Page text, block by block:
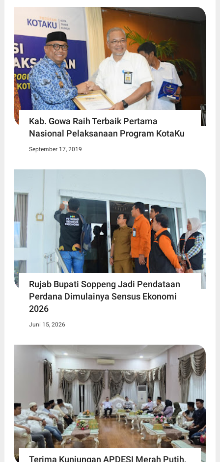
Kab. Gowa Raih Terbaik Pertama
Nasional Pelaksanaan Program KotaKu
September 17, 2019
Rujab Bupati Soppeng Jadi Pendataan
Perdana Dimulainya Sensus Ekonomi
2026
Juni 15, 2026
Terima Kunjungan APDESI Merah Putih,